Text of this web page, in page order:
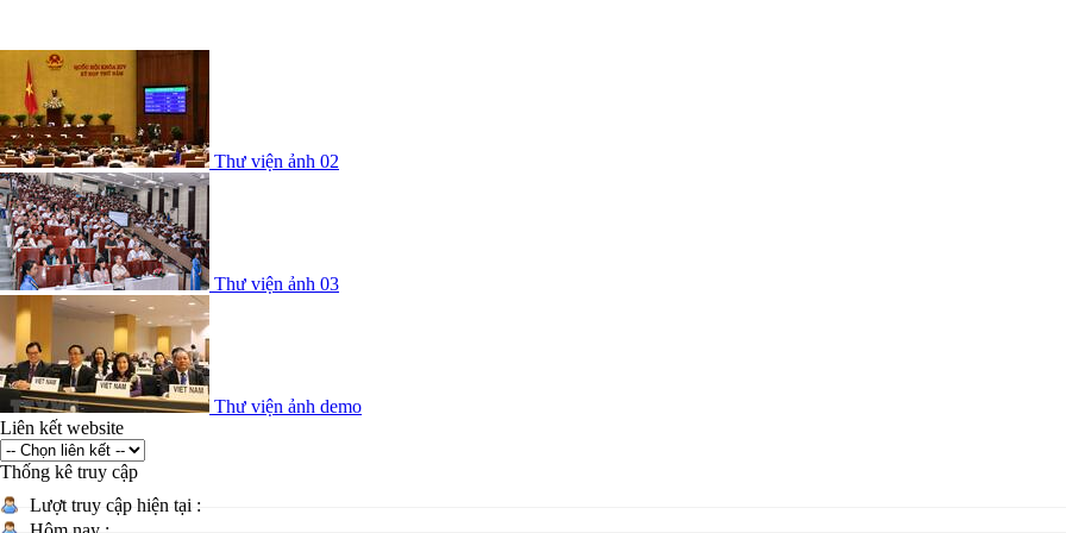
Thư viện ảnh 02
Thư viện ảnh 03
Thư viện ảnh demo
Liên kết website
Thống kê truy cập
Lượt truy cập hiện tại :